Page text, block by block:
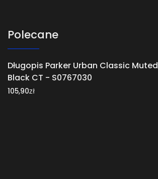
Polecane
Długopis Parker Urban Classic Muted
Black CT - S0767030
105,90zł